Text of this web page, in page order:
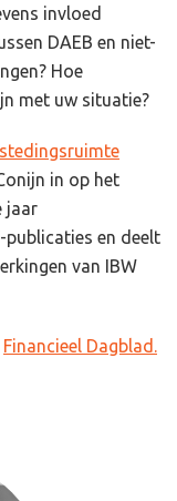
invloed
DAEB en niet-
Hoe
met uw situatie?
in op het
jaar
en deelt
van IBW
Financieel Dagblad.